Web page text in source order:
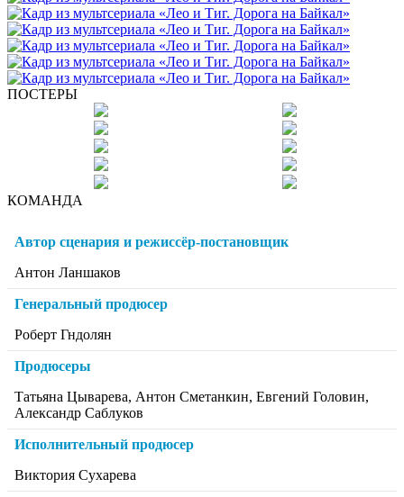
ПОСТЕРЫ
КОМАНДА
Автор сценария и режиссёр-постановщик
Антон Ланшаков
Генеральный продюсер
Роберт Гндолян
Продюсеры
Татьяна Цыварева, Антон Сметанкин, Евгений Головин,
Александр Саблуков
Исполнительный продюсер
Виктория Сухарева